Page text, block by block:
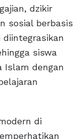
dzikir
sosial berbasis
diintegrasikan
siswa
Islam dengan
di